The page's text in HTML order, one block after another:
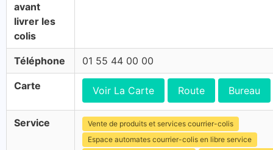
avant
livrer les
colis
Téléphone 01 55 44 00 00
Carte Voir La Carte Route Bureau
Service
Vente de produits et services courrier-colis
Espace automates courrier-colis en libre service